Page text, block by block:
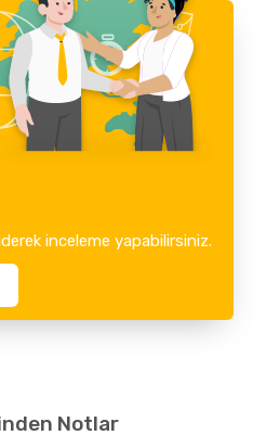
inceleme yapabilirsiniz.
Notlar